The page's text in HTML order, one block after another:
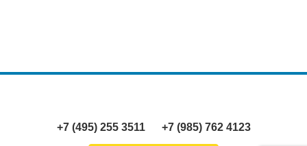
+7 (495) 255 3511 +7 (985) 762 4123